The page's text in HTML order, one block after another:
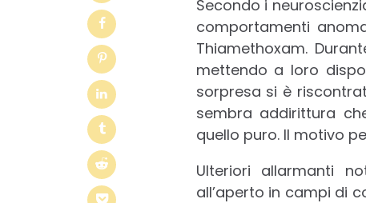
Secondo i
comportamenti
Thiamethoxam.
mettendo a loro
sorpresa si è
sembra addirittura
quello puro. Il motivo
Ulteriori allarmanti
all’aperto in campi di